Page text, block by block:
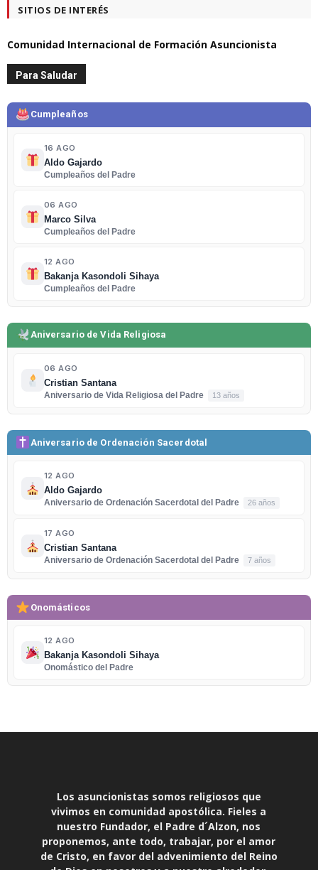
SITIOS DE INTERÉS
Comunidad Internacional de Formación Asuncionista
Para Saludar
Cumpleaños
16 AGO
Aldo Gajardo
Cumpleaños del Padre
06 AGO
Marco Silva
Cumpleaños del Padre
12 AGO
Bakanja Kasondoli Sihaya
Cumpleaños del Padre
Aniversario de Vida Religiosa
06 AGO
Cristian Santana
Aniversario de Vida Religiosa del Padre
13 años
Aniversario de Ordenación Sacerdotal
12 AGO
Aldo Gajardo
Aniversario de Ordenación Sacerdotal del Padre
26 años
17 AGO
Cristian Santana
Aniversario de Ordenación Sacerdotal del Padre
7 años
Onomásticos
12 AGO
Bakanja Kasondoli Sihaya
Onomástico del Padre
Los asuncionistas somos religiosos que
vivimos en comunidad apostólica. Fieles a
nuestro Fundador, el Padre d´Alzon, nos
proponemos, ante todo, trabajar, por el amor
de Cristo, en favor del advenimiento del Reino